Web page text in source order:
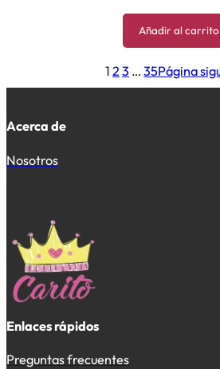
Añadir al carrito
1 23 … 35Página
Acerca de
Nosotros
Enlaces rápidos
Preguntas frecuentes